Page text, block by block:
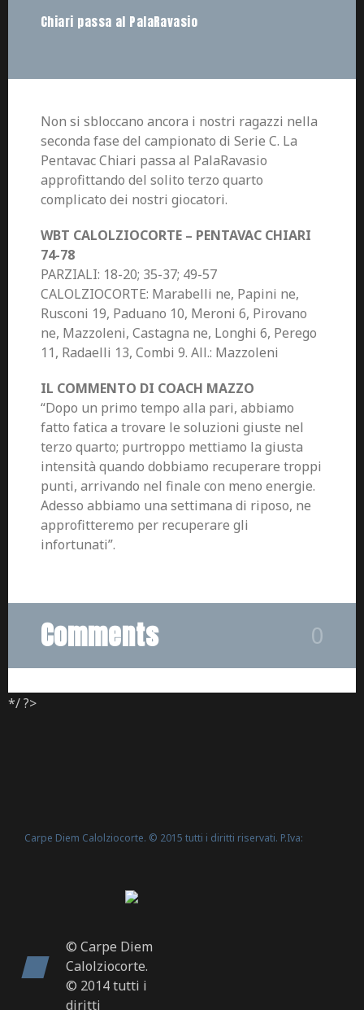
Chiari passa al PalaRavasio
Non si sbloccano ancora i nostri ragazzi nella
seconda fase del campionato di Serie C. La
Pentavac Chiari passa al PalaRavasio
approfittando del solito terzo quarto
complicato dei nostri giocatori.
WBT CALOLZIOCORTE – PENTAVAC CHIARI
74-78
PARZIALI: 18-20; 35-37; 49-57
CALOLZIOCORTE: Marabelli ne, Papini ne,
Rusconi 19, Paduano 10, Meroni 6, Pirovano
ne, Mazzoleni, Castagna ne, Longhi 6, Perego
11, Radaelli 13, Combi 9. All.: Mazzoleni
IL COMMENTO DI COACH MAZZO
“Dopo un primo tempo alla pari, abbiamo
fatto fatica a trovare le soluzioni giuste nel
terzo quarto; purtroppo mettiamo la giusta
intensità quando dobbiamo recuperare troppi
punti, arrivando nel finale con meno energie.
Adesso abbiamo una settimana di riposo, ne
approfitteremo per recuperare gli
infortunati”.
Comments 0
*/ ?>
Carpe Diem Calolziocorte. © 2015 tutti i diritti riservati. P.Iva:
© Carpe Diem
Calolziocorte.
© 2014 tutti i
diritti